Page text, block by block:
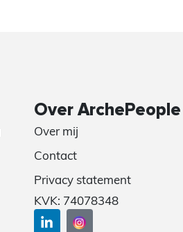
Over ArchePeople
Over mij
Contact
Privacy statement
KVK: 74078348